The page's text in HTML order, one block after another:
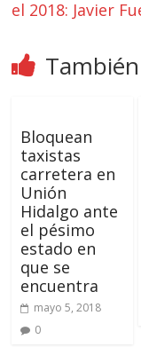
el 2018: Javier
Bloquean
taxistas
carretera en
Unión
Hidalgo ante
el pésimo
estado en
que se
encuentra
mayo 5, 2018
0